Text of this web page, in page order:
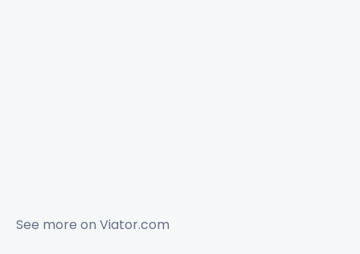
See more on Viator.com